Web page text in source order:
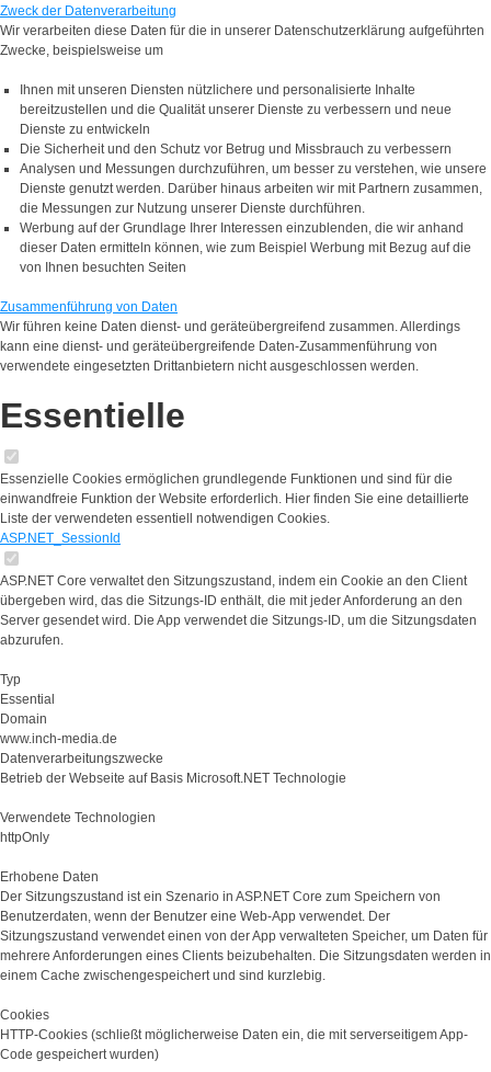
Zweck der Datenverarbeitung
Wir verarbeiten diese Daten für die in unserer Datenschutzerklärung aufgeführten
Zwecke, beispielsweise um
Ihnen mit unseren Diensten nützlichere und personalisierte Inhalte
bereitzustellen und die Qualität unserer Dienste zu verbessern und neue
Dienste zu entwickeln
Die Sicherheit und den Schutz vor Betrug und Missbrauch zu verbessern
Analysen und Messungen durchzuführen, um besser zu verstehen, wie unsere
Dienste genutzt werden. Darüber hinaus arbeiten wir mit Partnern zusammen,
die Messungen zur Nutzung unserer Dienste durchführen.
Werbung auf der Grundlage Ihrer Interessen einzublenden, die wir anhand
dieser Daten ermitteln können, wie zum Beispiel Werbung mit Bezug auf die
von Ihnen besuchten Seiten
Zusammenführung von Daten
Wir führen keine Daten dienst- und geräteübergreifend zusammen. Allerdings
kann eine dienst- und geräteübergreifende Daten-Zusammenführung von
verwendete eingesetzten Drittanbietern nicht ausgeschlossen werden.
Essentielle
Essenzielle Cookies ermöglichen grundlegende Funktionen und sind für die
einwandfreie Funktion der Website erforderlich. Hier finden Sie eine detaillierte
Liste der verwendeten essentiell notwendigen Cookies.
ASP.NET_SessionId
ASP.NET Core verwaltet den Sitzungszustand, indem ein Cookie an den Client
übergeben wird, das die Sitzungs-ID enthält, die mit jeder Anforderung an den
Server gesendet wird. Die App verwendet die Sitzungs-ID, um die Sitzungsdaten
abzurufen.
Typ
Essential
Domain
www.inch-media.de
Datenverarbeitungszwecke
Betrieb der Webseite auf Basis Microsoft.NET Technologie
Verwendete Technologien
httpOnly
Erhobene Daten
Der Sitzungszustand ist ein Szenario in ASP.NET Core zum Speichern von
Benutzerdaten, wenn der Benutzer eine Web-App verwendet. Der
Sitzungszustand verwendet einen von der App verwalteten Speicher, um Daten für
mehrere Anforderungen eines Clients beizubehalten. Die Sitzungsdaten werden in
einem Cache zwischengespeichert und sind kurzlebig.
Cookies
HTTP-Cookies (schließt möglicherweise Daten ein, die mit serverseitigem App-
Code gespeichert wurden)